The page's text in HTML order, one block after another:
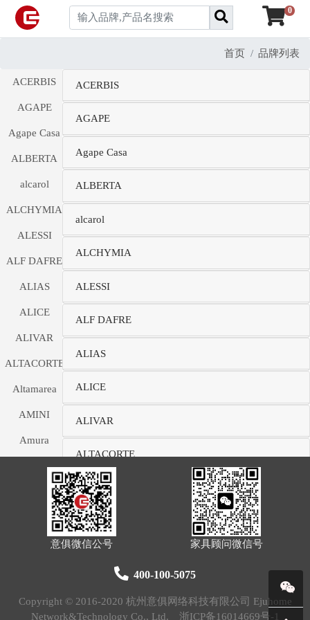
0
首页 品牌列表
ACERBIS
AGAPE
Agape Casa
ALBERTA
alcarol
ALCHYMIA
ALESSI
ALF DAFRE
ALIAS
ALICE
ALIVAR
ALTACORTE
Altamarea
AMINI
Amura
Andrea Fanfani
ANTONIO
ANTRAX.IT
ARC LINEA
ACERBIS
AGAPE
Agape Casa
ALBERTA
alcarol
ALCHYMIA
ALESSI
ALF DAFRE
ALIAS
ALICE
ALIVAR
ALTACORTE
Altamarea
AMINI
意俱微信公号 家具顾问微信号
400-100-5075
Copyright © 2016-2020 杭州意俱网络科技有限公司 Ejuhome
Network&Technology Co., Ltd. 浙ICP备16014669号-1